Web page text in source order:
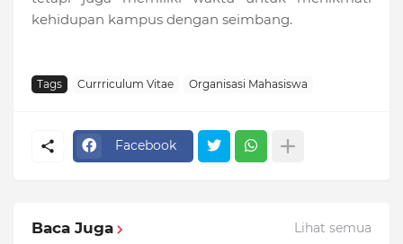
kehidupan kampus dengan seimbang.
Tags Currriculum Vitae Organisasi Mahasiswa
Facebook
Baca Juga Lihat semua